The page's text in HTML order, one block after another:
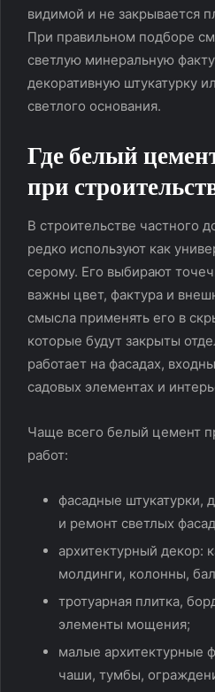
видимой и не закрывается
При правильном подборе
светлую минеральную
декоративную штукатурку
светлого основания.
Где белый
при
В строительстве частного
редко используют как
серому. Его выбирают
важны цвет, фактура и
смысла применять его в
которые будут закрыты
работает на фасадах,
садовых элементах и
Чаще всего белый цемент
работ:
фасадные штукатурки,
и ремонт светлых
архитектурный декор:
молдинги, колонны,
тротуарная плитка,
элементы мощения;
малые архитектурные
чаши, тумбы,